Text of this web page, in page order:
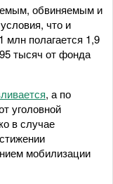
обвиняемым и
что и
млн полагается 1,9
тысяч от фонда
, а по
уголовной
в случае
мобилизации